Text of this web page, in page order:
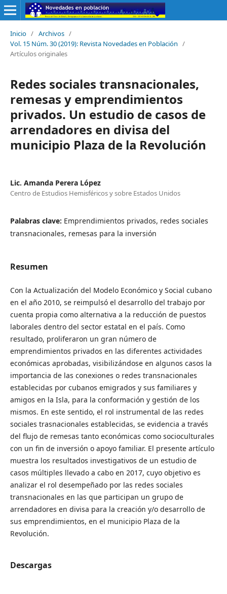
Inicio / Archivos /
Vol. 15 Núm. 30 (2019): Revista Novedades en Población /
Artículos originales
Redes sociales transnacionales,
remesas y emprendimientos
privados. Un estudio de casos de
arrendadores en divisa del
municipio Plaza de la Revolución
Lic. Amanda Perera López
Centro de Estudios Hemisféricos y sobre Estados Unidos
Palabras clave: Emprendimientos privados, redes sociales
transnacionales, remesas para la inversión
Resumen
Con la Actualización del Modelo Económico y Social cubano
en el año 2010, se reimpulsó el desarrollo del trabajo por
cuenta propia como alternativa a la reducción de puestos
laborales dentro del sector estatal en el país. Como
resultado, proliferaron un gran número de
emprendimientos privados en las diferentes actividades
económicas aprobadas, visibilizándose en algunos casos la
importancia de las conexiones o redes transnacionales
establecidas por cubanos emigrados y sus familiares y
amigos en la Isla, para la conformación y gestión de los
mismos. En este sentido, el rol instrumental de las redes
sociales trasnacionales establecidas, se evidencia a través
del flujo de remesas tanto económicas como socioculturales
con un fin de inversión o apoyo familiar. El presente artículo
muestra los resultados investigativos de un estudio de
casos múltiples llevado a cabo en 2017, cuyo objetivo es
analizar el rol desempeñado por las redes sociales
transnacionales en las que participan un grupo de
arrendadores en divisa para la creación y/o desarrollo de
sus emprendimientos, en el municipio Plaza de la
Revolución.
Descargas